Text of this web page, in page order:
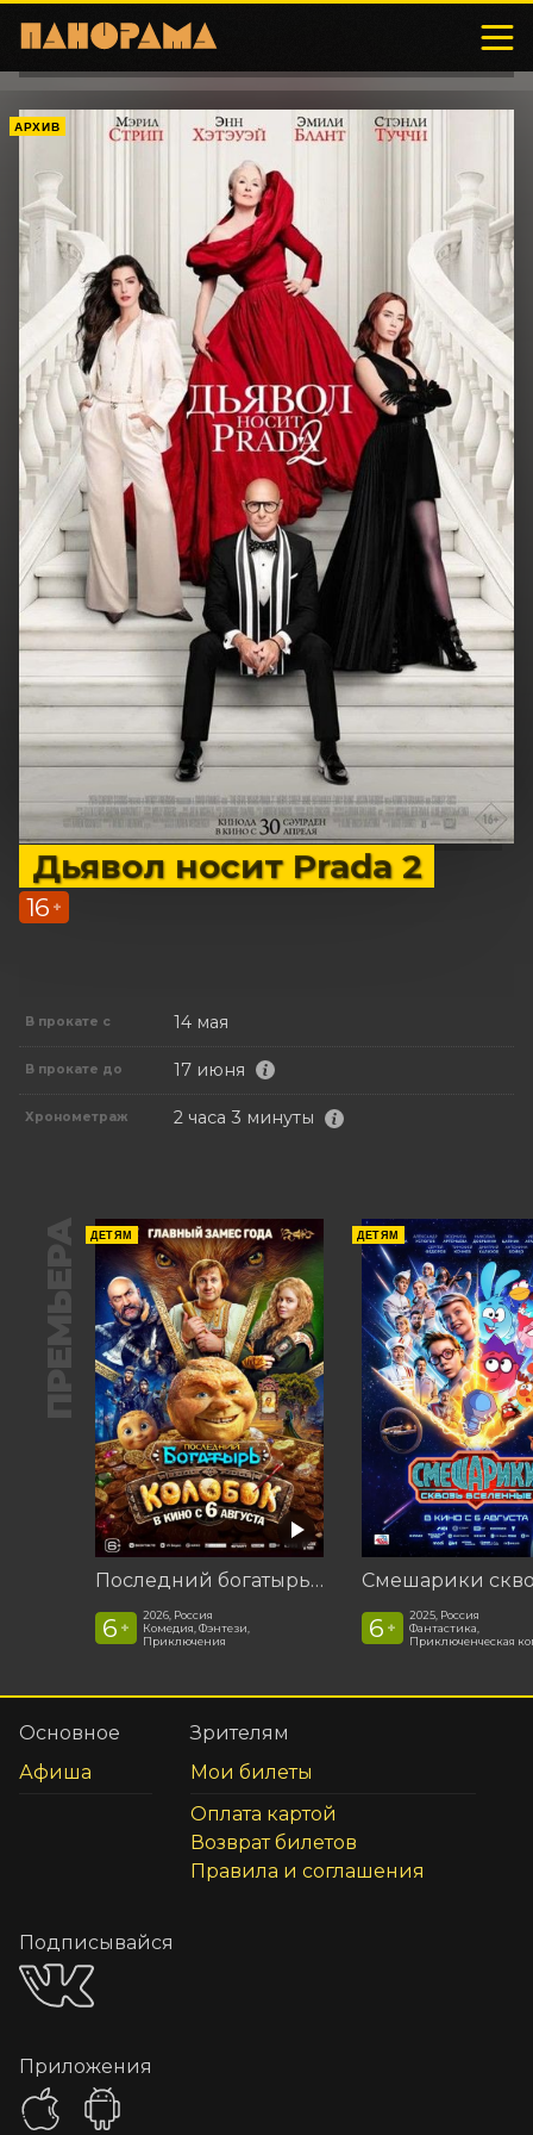
АРХИВ
Дьявол носит Prada 2
16 +
В прокате с 14 мая
В прокате до 17 июня
Хронометраж 2 часа 3 минуты
ПРЕМЬЕРА ДЕТЯМ
Последний богатырь. Колобок
6 +
2026, Россия
Комедия, Фэнтези,
Приключения
ДЕТЯМ
6 +
2025, Россия
Фантастика,
Приключенческая
Основное
Афиша
Зрителям
Мои билеты
Оплата картой
Возврат билетов
Правила и соглашения
Подписывайся
Приложения